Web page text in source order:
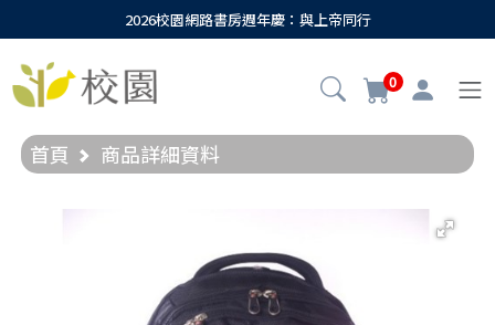
2026校園網路書房週年慶：與上帝同行
0
首頁 商品詳細資料